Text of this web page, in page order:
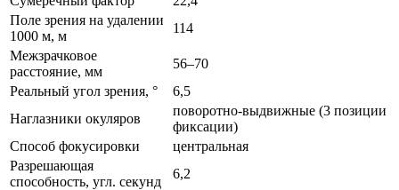
Поле зрения на удалении
1000 м, м
114
Межзрачковое
расстояние, мм
56–70
Реальный угол зрения, °
6,5
Наглазники окуляров
поворотно-выдвижные (3 позиции
фиксации)
Способ фокусировки
центральная
Разрешающая
способность, угл. секунд
6,2